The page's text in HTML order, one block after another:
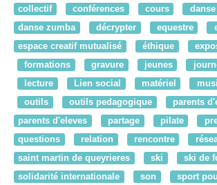
collectif
conférences cours
danse zumba
décrypter equestre
espace creatif mutualisé
éthique
formations
gravure jeunes
lecture
Lien social matériel
outils
outils pedagogique
parents
parents d'eleves
partage pilate
questions
relation rencontre
saint martin de queyrieres
ski ski de
solidarité internationale
son sport